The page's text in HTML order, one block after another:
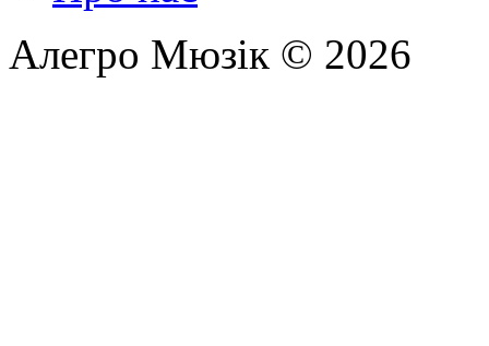
Алегро Мюзік © 2026